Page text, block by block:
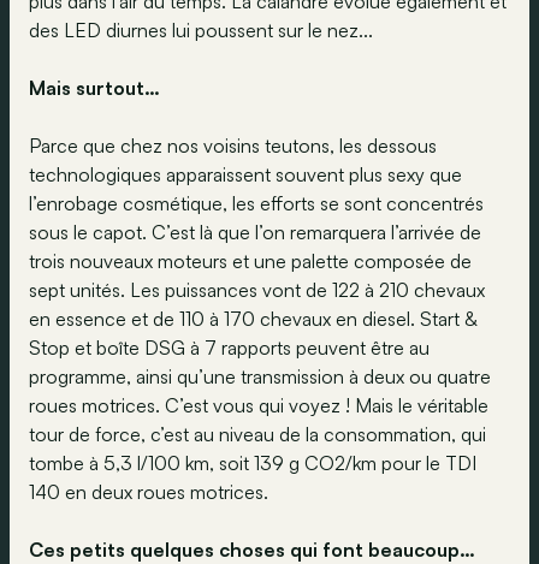
des LED diurnes lui poussent sur le nez...
Mais surtout…
Parce que chez nos voisins teutons, les dessous
technologiques apparaissent souvent plus sexy que
l’enrobage cosmétique, les efforts se sont concentrés
sous le capot. C’est là que l’on remarquera l’arrivée de
trois nouveaux moteurs et une palette composée de
sept unités. Les puissances vont de 122 à 210 chevaux
en essence et de 110 à 170 chevaux en diesel. Start &
Stop et boîte DSG à 7 rapports peuvent être au
programme, ainsi qu’une transmission à deux ou quatre
roues motrices. C’est vous qui voyez ! Mais le véritable
tour de force, c’est au niveau de la consommation, qui
tombe à 5,3 l/100 km, soit 139 g CO2/km pour le TDI
140 en deux roues motrices.
Ces petits quelques choses qui font beaucoup…